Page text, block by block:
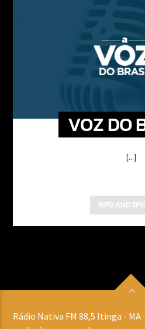
VOZ DO
[...]
INFO AND
Rádio Nativa FM 88,5 Itinga -